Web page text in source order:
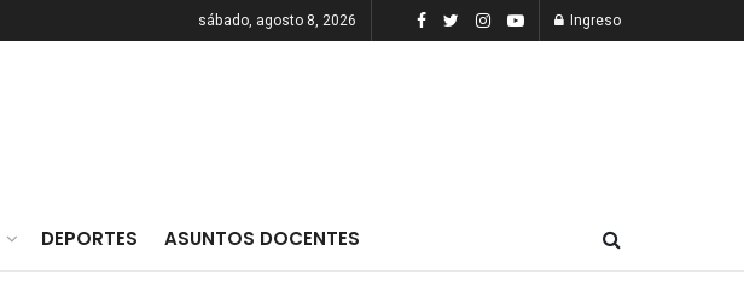
sábado, agosto 8, 2026 Ingreso
DEPORTES ASUNTOS DOCENTES